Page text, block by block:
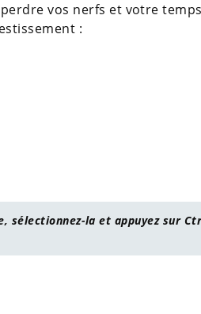
vos nerfs et votre
:
sélectionnez-la et appuyez sur